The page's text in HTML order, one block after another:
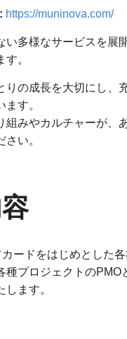
https://muninova.com/
い多様なサービスを展
。
りの成長を大切にし、
ます。
組みやカルチャーが、
い。
ードをはじめとした
種プロジェクトの
ます。